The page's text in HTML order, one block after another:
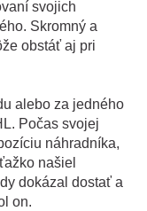
svojich
Skromný a
obstáť aj pri
alebo za jedného
Počas svojej
náhradníka,
našiel
dokázal dostať a
on.